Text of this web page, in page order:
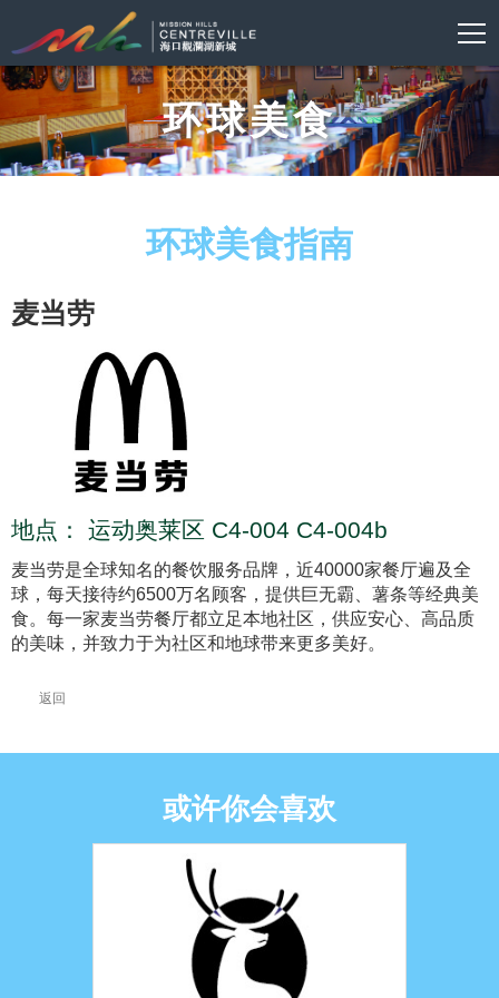
环球美食
环球美食指南
麦当劳
地点： 运动奥莱区 C4-004 C4-004b
麦当劳是全球知名的餐饮服务品牌，近40000家餐厅遍及全
球，每天接待约6500万名顾客，提供巨无霸、薯条等经典美
食。每一家麦当劳餐厅都立足本地社区，供应安心、高品质
的美味，并致力于为社区和地球带来更多美好。
返回
或许你会喜欢